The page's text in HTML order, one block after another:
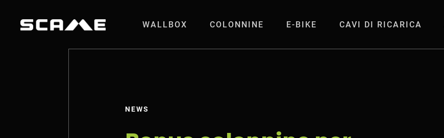
WALLBOX COLONNINE E-BIKE CAVI DI RICARICA
NEWS